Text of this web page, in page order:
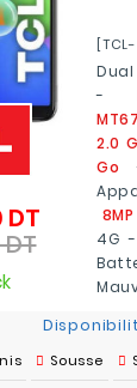
-
2.0
Go
8MP
4G
Prix
Prix
Sousse